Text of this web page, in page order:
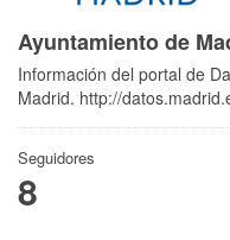
Ayuntamiento de
Información del portal de
Madrid. http://
Seguidores
8